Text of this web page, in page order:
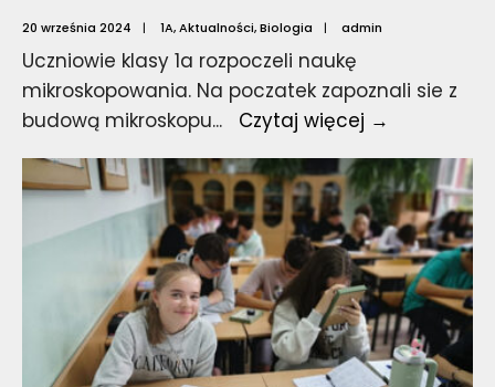
20 września 2024 | 1A,Aktualności,Biologia | admin
Uczniowie klasy 1a rozpoczeli naukę
mikroskopowania. Na poczatek zapoznali sie z
budową mikroskopu... Czytaj więcej →